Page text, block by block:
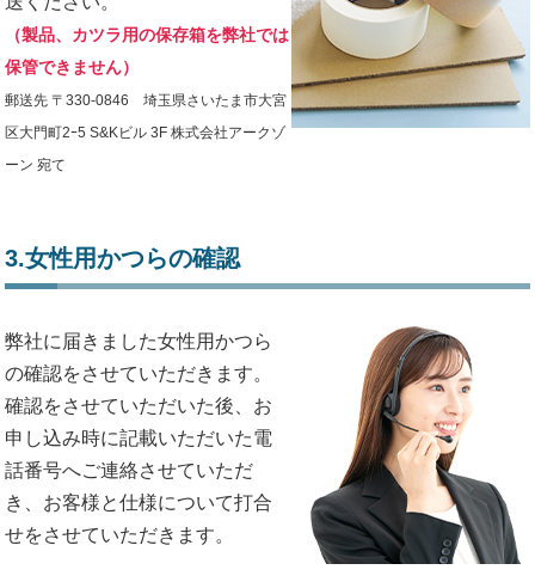
（製品、カツラ用の保存箱を弊社では
保管できません）
郵送先 〒330-0846 埼玉県さいたま市大宮
区大門町2ｰ5 S&Kビル 3F 株式会社アークゾ
ーン 宛て
3.女性用かつらの確認
弊社に届きました女性用かつら
の確認をさせていただきます。
確認をさせていただいた後、お
申し込み時に記載いただいた電
話番号へご連絡させていただ
き、お客様と仕様について打合
せをさせていただきます。